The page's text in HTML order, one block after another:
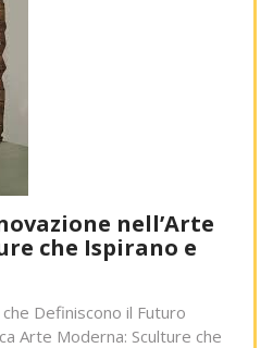
nell’Arte
che Ispirano e
Definiscono il Futuro
Arte Moderna: Sculture che